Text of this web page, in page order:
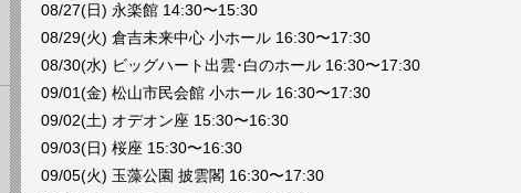
08/27(日) 永楽館 14:30〜15:30
08/29(火) 倉吉未来中心 小ホール 16:30〜17:30
08/30(水) ビッグハート出雲･白のホール 16:30〜17:30
09/01(金) 松山市民会館 小ホール 16:30〜17:30
09/02(土) オデオン座 15:30〜16:30
09/03(日) 桜座 15:30〜16:30
09/05(火) 玉藻公園 披雲閣 16:30〜17:30